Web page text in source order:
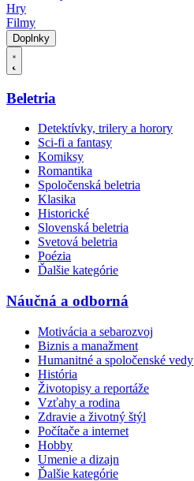
Hry
Filmy
Doplnky
Beletria
Detektívky, trilery a horory
Sci-fi a fantasy
Komiksy
Romantika
Spoločenská beletria
Klasika
Historické
Slovenská beletria
Svetová beletria
Poézia
Ďalšie kategórie
Náučná a odborná
Motivácia a sebarozvoj
Biznis a manažment
Humanitné a spoločenské vedy
História
Životopisy a reportáže
Vzťahy a rodina
Zdravie a životný štýl
Počítače a internet
Hobby
Umenie a dizajn
Ďalšie kategórie